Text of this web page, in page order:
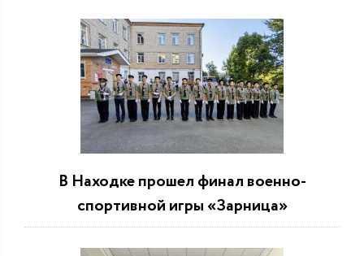
В Находке прошел финал военно-
спортивной игры «Зарница»